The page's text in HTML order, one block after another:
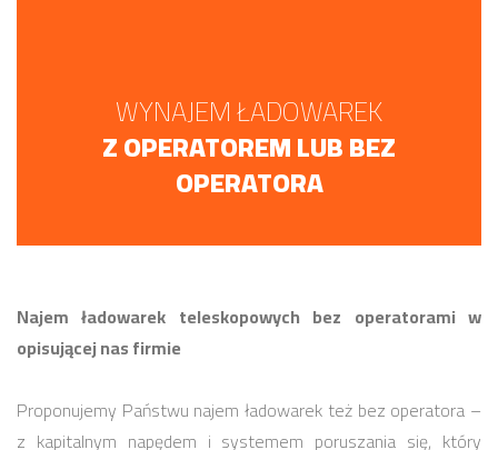
WYNAJEM ŁADOWAREK
Z OPERATOREM LUB BEZ
OPERATORA
Najem ładowarek teleskopowych bez operatorami w
opisującej nas firmie
Proponujemy Państwu najem ładowarek też bez operatora –
z kapitalnym napędem i systemem poruszania się, który